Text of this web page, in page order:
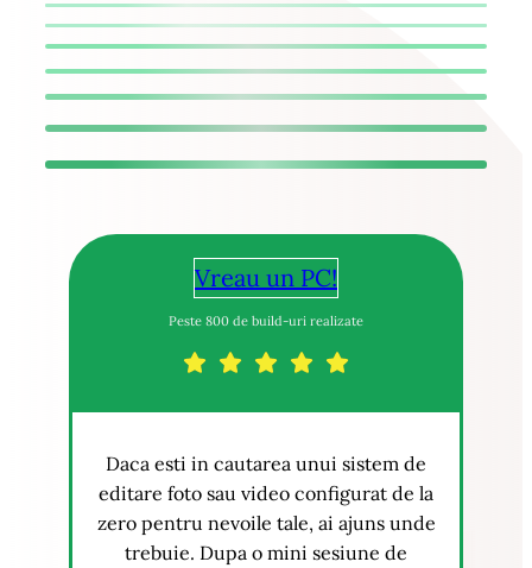
Vreau un PC!
Peste 800 de build-uri realizate
Daca esti in cautarea unui sistem de
editare foto sau video configurat de la
zero pentru nevoile tale, ai ajuns unde
trebuie. Dupa o mini sesiune de